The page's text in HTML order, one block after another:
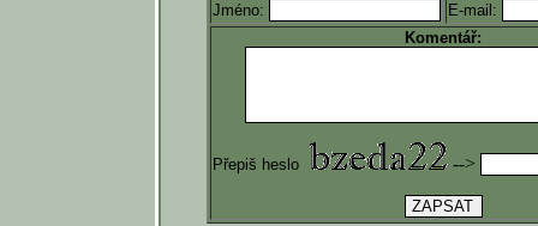
Jméno:
E-mail:
Komentář:
Přepiš heslo -->